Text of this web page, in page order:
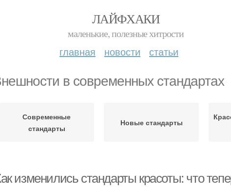
ЛАЙФХАКИ
маленькие, полезные хитрости
главная новости статьи
в современных стандартах
Современные
стандарты
Новые стандарты
изменились стандарты красоты: что